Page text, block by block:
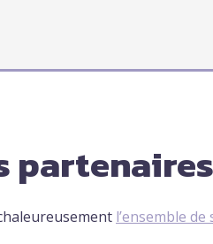
partenaires
l’ensemble